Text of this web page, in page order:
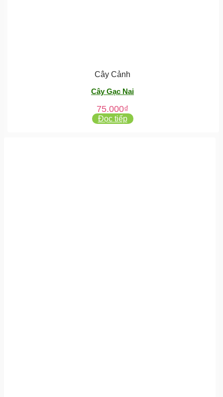
Cây Cảnh
Cây Gạc Nai
75.000₫
Đọc tiếp